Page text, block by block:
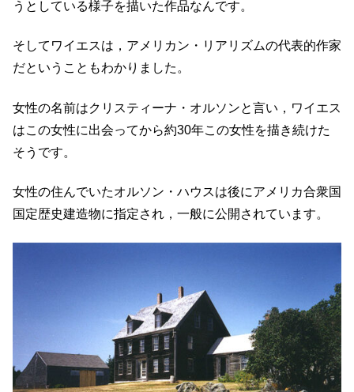
うとしている様子を描いた作品なんです。
そしてワイエスは，アメリカン・リアリズムの代表的作家
だということもわかりました。
女性の名前はクリスティーナ・オルソンと言い，ワイエス
はこの女性に出会ってから約30年この女性を描き続けた
そうです。
女性の住んでいたオルソン・ハウスは後にアメリカ合衆国
国定歴史建造物に指定され，一般に公開されています。